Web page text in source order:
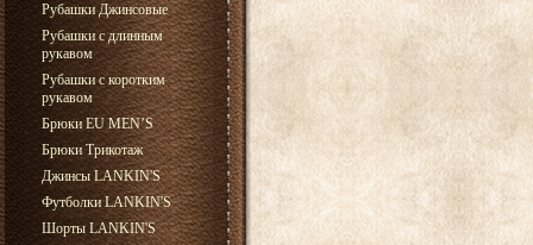
Рубашки Джинсовые
Рубашки с длинным
рукавом
Рубашки с коротким
рукавом
Брюки EU MEN’S
Брюки Трикотаж
Джинсы LANKIN'S
Футболки LANKIN'S
Шорты LANKIN'S